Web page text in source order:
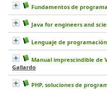
Fundamentos de
Java for engineers and
Lenguaje de programación
Manual imprescindible de
Gallardo
PHP, soluciones de